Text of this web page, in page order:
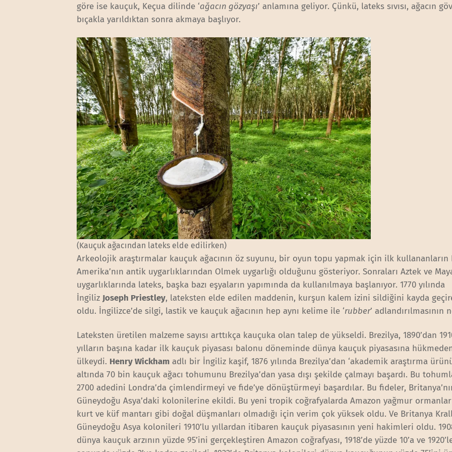
göre ise kauçuk, Keçua dilinde ‘ağacın gözyaşı’ anlamına geliyor. Çünkü, lateks sıvısı, ağacın
bıçakla yarıldıktan sonra akmaya başlıyor.
(Kauçuk ağacından lateks elde edilirken)
Arkeolojik araştırmalar kauçuk ağacının öz suyunu, bir oyun topu yapmak için ilk kullananların
Amerika’nın antik uygarlıklarından Olmek uygarlığı olduğunu gösteriyor. Sonraları Aztek ve
uygarlıklarında lateks, başka bazı eşyaların yapımında da kullanılmaya başlanıyor. 1770 yılında
İngiliz Joseph Priestley, lateksten elde edilen maddenin, kurşun kalem izini sildiğini kayda
oldu. İngilizce’de silgi, lastik ve kauçuk ağacının hep aynı kelime ile ‘rubber’ adlandırılmasının
Lateksten üretilen malzeme sayısı arttıkça kauçuka olan talep de yükseldi. Brezilya, 1890’dan
yılların başına kadar ilk kauçuk piyasası balonu döneminde dünya kauçuk piyasasına
ülkeydi. Henry Wickham adlı bir İngiliz kaşif, 1876 yılında Brezilya’dan ‘akademik araştırma
altında 70 bin kauçuk ağacı tohumunu Brezilya’dan yasa dışı şekilde çalmayı başardı. Bu
2700 adedini Londra’da çimlendirmeyi ve fide’ye dönüştürmeyi başardılar. Bu fideler,
Güneydoğu Asya’daki kolonilerine ekildi. Bu yeni tropik coğrafyalarda Amazon yağmur
kurt ve küf mantarı gibi doğal düşmanları olmadığı için verim çok yüksek oldu. Ve Britanya
Güneydoğu Asya kolonileri 1910’lu yıllardan itibaren kauçuk piyasasının yeni hakimleri oldu.
dünya kauçuk arzının yüzde 95’ini gerçekleştiren Amazon coğrafyası, 1918’de yüzde 10’a ve